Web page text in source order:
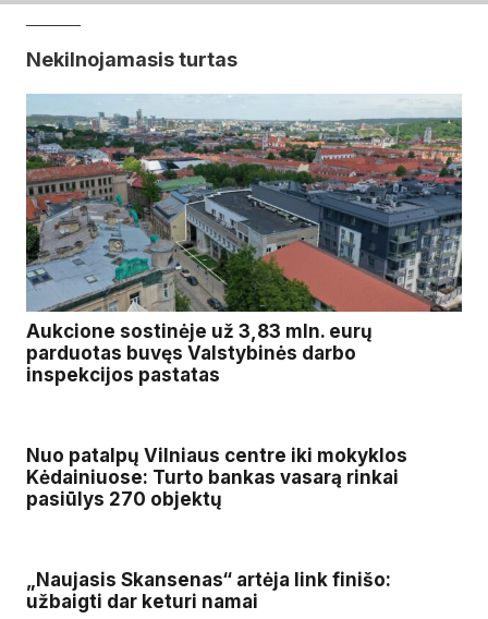
Nekilnojamasis turtas
Aukcione sostinėje už 3,83 mln. eurų
parduotas buvęs Valstybinės darbo
inspekcijos pastatas
Nuo patalpų Vilniaus centre iki mokyklos
Kėdainiuose: Turto bankas vasarą rinkai
pasiūlys 270 objektų
„Naujasis Skansenas“ artėja link finišo:
užbaigti dar keturi namai